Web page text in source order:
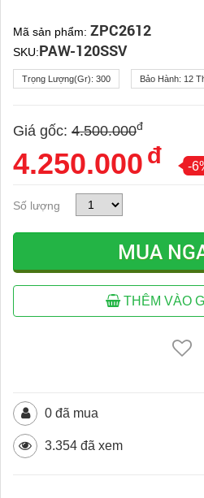
Mã sản phẩm: ZPC2612
SKU:PAW-120SSV
Trọng Lượng(gr): 300 Bảo Hành: 12
Giá gốc: 4.500.000đ
4.250.000 đ -
Số lượng
MUA
THÊM VÀO
0 đã mua
3.354 đã xem